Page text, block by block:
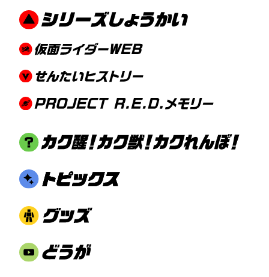
スーパー戦隊シリーズ X 漢字検定
協会 50周年コラボ
「スーパー戦隊 漢字検定」に歴
代のスーパー戦隊たちが漢字検定
に登場！